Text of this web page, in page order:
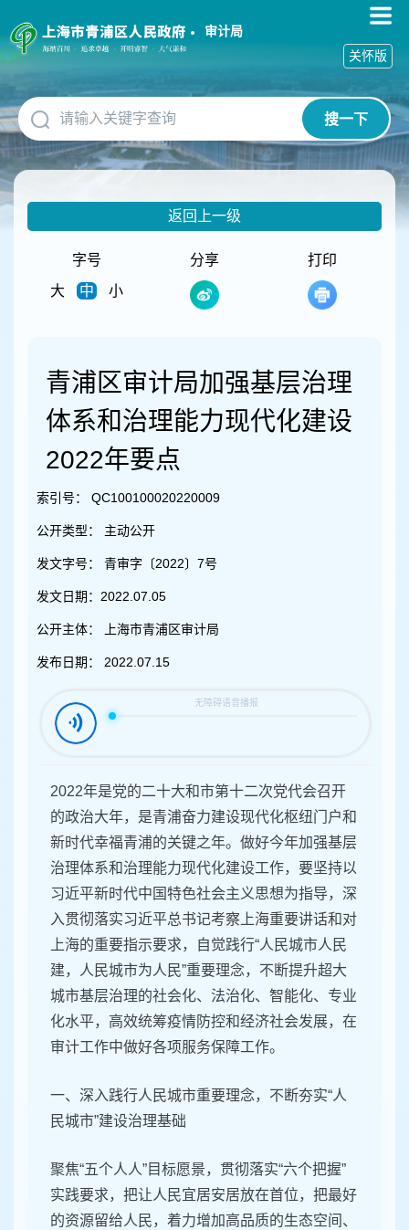
障
碍
作
说
明
跳
到
网
审计局
搜一下
关怀版
返回上一级
字号
大
中 小
分享 打印
青浦区审计局加强基层治理
体系和治理能力现代化建设
2022年要点
索引号： QC100100020220009
公开类型： 主动公开
发文字号： 青审字〔2022〕7号
发文日期： 2022.07.05
公开主体： 上海市青浦区审计局
发布日期： 2022.07.15
2022年是党的二十大和市第十二次党代会召开
的政治大年，是青浦奋力建设现代化枢纽门户和
新时代幸福青浦的关键之年。做好今年加强基层
治理体系和治理能力现代化建设工作，要坚持以
习近平新时代中国特色社会主义思想为指导，深
入贯彻落实习近平总书记考察上海重要讲话和对
上海的重要指示要求，自觉践行“人民城市人民
建，人民城市为人民”重要理念，不断提升超大
城市基层治理的社会化、法治化、智能化、专业
化水平，高效统筹疫情防控和经济社会发展，在
审计工作中做好各项服务保障工作。
一、深入践行人民城市重要理念，不断夯实“人
民城市”建设治理基础
聚焦“五个人人”目标愿景，贯彻落实“六个把握”
实践要求，把让人民宜居安居放在首位，把最好
的资源留给人民，着力增加高品质的生态空间、